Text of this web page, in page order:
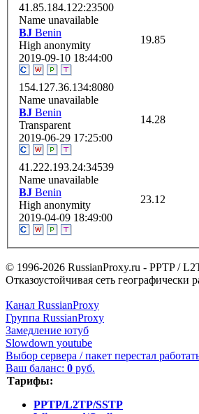
41.85.184.122:23500
Name unavailable
BJ Benin
High anonymity
2019-09-10 18:44:00
19.85
154.127.36.134:8080
Name unavailable
BJ Benin
Transparent
2019-06-29 17:25:00
14.28
41.222.193.24:34539
Name unavailable
BJ Benin
High anonymity
2019-04-09 18:49:00
23.12
© 1996-2026 RussianProxy.ru - PPTP /
Отказоустойчивая сеть географически
Канал RussianProxy
Группа RussianProxy
Замедление ютуб
Slowdown youtube
Выбор сервера / пакет перестал
Ваш баланс: 0 руб.
Тарифы:
PPTP/L2TP/SSTP